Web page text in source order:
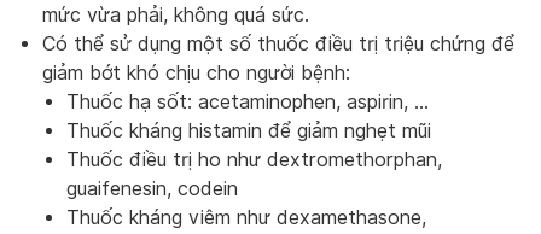
mức vừa phải, không quá sức.
Có thể sử dụng một số thuốc điều trị triệu chứng để
giảm bớt khó chịu cho người bệnh:
Thuốc hạ sốt: acetaminophen, aspirin, …
Thuốc kháng histamin để giảm nghẹt mũi
Thuốc điều trị ho như dextromethorphan,
guaifenesin, codein
Thuốc kháng viêm như dexamethasone,